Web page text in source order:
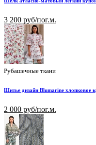
3 200 руб/пог.м.
Рубашечные ткани
Шитье дизайн Blumarine хлопковое
2 000 руб/пог.м.